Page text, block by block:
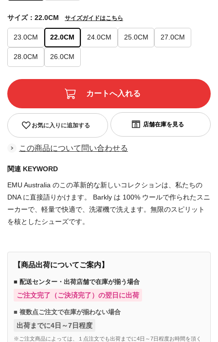
23.0CM 22.0CM 24.0CM 25.0CM 27.0CM
28.0CM 26.0CM
サイズ：22.0CM サイズガイドはこちら
お気に入りに追加する
この商品について問い合わせる
関連 KEYWORD
EMU Australia のこの革新的な新しいコレクションは、私たちの
DNA に直接語りかけます。 Barkly は 100% ウールで作られたスニ
ーカーで、軽量で快適で、洗濯機で洗えます。無限のスピリット
を核としたシューズです。
【商品出荷についてご案内】
■ 配送センター・出荷店舗で在庫が揃う場合
ご注文完了（ご決済完了）の翌日に出荷
■ 複数点ご注文で在庫が揃わない場合
出荷までに4日～7日程度
※ご注文商品によっては、１点注文でも出荷までに4日～7日程度お時間を頂く